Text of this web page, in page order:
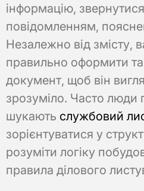
інформацію,
повідомленням,
Незалежно від змісту,
правильно оформити
документ, щоб він
зрозуміло. Часто
шукають службовий
зорієнтуватися у
розуміти логіку
правила ділового